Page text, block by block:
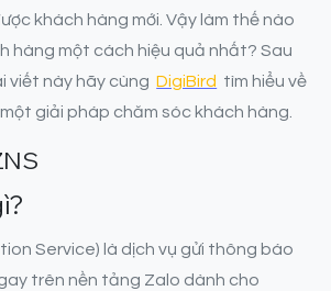
khách hàng mới. Vậy làm thế nào
hàng một cách hiệu quả nhất? Sau
viết này hãy cùng DigiBird tìm hiểu về
giải pháp chăm sóc khách hàng.
Service) là dịch vụ gửi thông báo
trên nền tảng Zalo dành cho